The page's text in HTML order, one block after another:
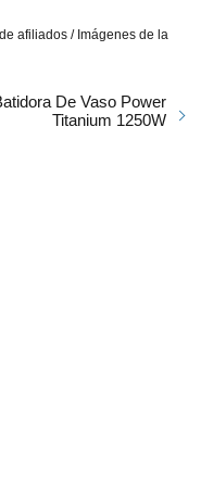
afiliados / Imágenes de la
De Vaso Power
Titanium 1250W